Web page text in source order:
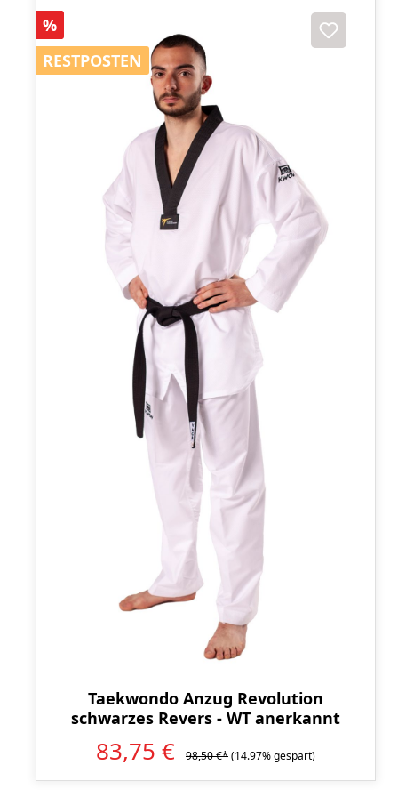
Rabatt
%
RESTPOSTEN
RESTPOSTEN
Taekwondo Anzug Revolution
schwarzes Revers - WT anerkannt
83,75 € 98,50 €*(14.97% gespart)